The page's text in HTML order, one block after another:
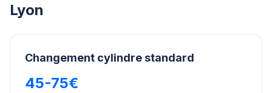
Lyon
Changement cylindre standard
45-75€